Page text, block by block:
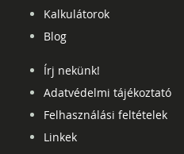
Kalkulátorok
Blog
Írj nekünk!
Adatvédelmi tájékoztató
Felhasználási feltételek
Linkek